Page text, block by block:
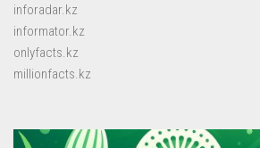
inforadar.kz
informator.kz
onlyfacts.kz
millionfacts.kz